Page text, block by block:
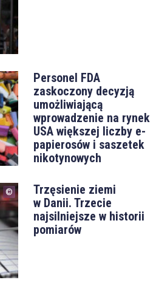
Personel FDA
zaskoczony decyzją
umożliwiającą
wprowadzenie na rynek
USA większej liczby e-
papierosów i saszetek
nikotynowych
Trzęsienie ziemi
w Danii. Trzecie
najsilniejsze w historii
pomiarów